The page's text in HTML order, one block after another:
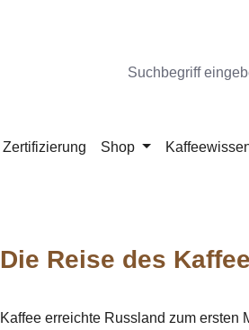
Zertifizierung Shop
Die Reise des
Kaffee erreichte Russland zum ersten